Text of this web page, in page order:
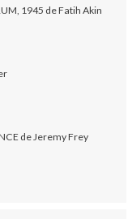
1945 de Fatih Akin
de Jeremy Frey